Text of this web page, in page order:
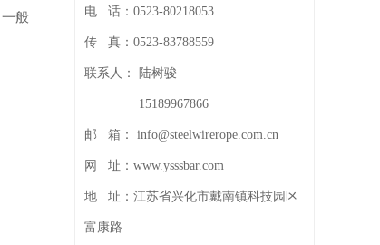
般
电 话： 0523-80218053
传 真： 0523-83788559
联系人： 陆树骏
15189967866
邮 箱： info@steelwirerope.com.cn
网 址： www.ysssbar.com
地 址： 江苏省兴化市戴南镇科技园区
富康路